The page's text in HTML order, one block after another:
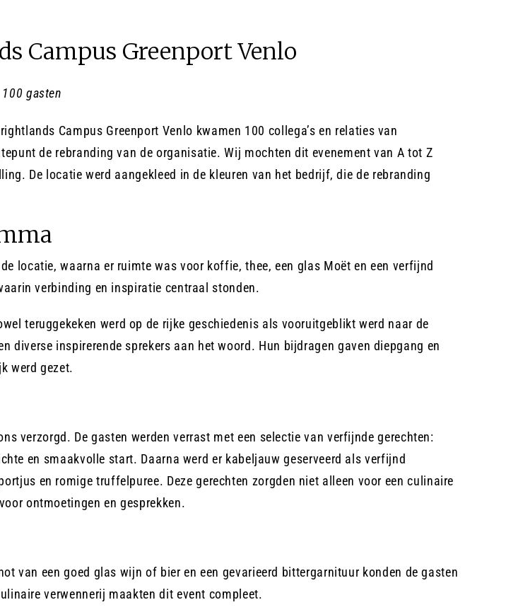
Campus Greenport Venlo
100 gasten
Campus Greenport Venlo kwamen 100 collega’s en relaties van
de rebranding van de organisatie. Wij mochten dit evenement van A tot Z
De locatie werd aangekleed in de kleuren van het bedrijf, die de rebranding
locatie, waarna er ruimte was voor koffie, thee, een glas Moët en een verfijnd
verbinding en inspiratie centraal stonden.
teruggekeken werd op de rijke geschiedenis als vooruitgeblikt werd naar de
diverse inspirerende sprekers aan het woord. Hun bijdragen gaven diepgang en
werd gezet.
verzorgd. De gasten werden verrast met een selectie van verfijnde gerechten:
en smaakvolle start. Daarna werd er kabeljauw geserveerd als verfijnd
en romige truffelpuree. Deze gerechten zorgden niet alleen voor een culinaire
ontmoetingen en gesprekken.
van een goed glas wijn of bier en een gevarieerd bittergarnituur konden de gasten
verwennerij maakten dit event compleet.